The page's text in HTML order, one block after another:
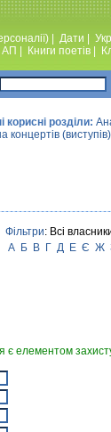
Дати
АП Книги поетiв
корисні розділи:
концертів (виступів)
Фільтри: Всі
А Б В Г Д Е Є Ж
елементом